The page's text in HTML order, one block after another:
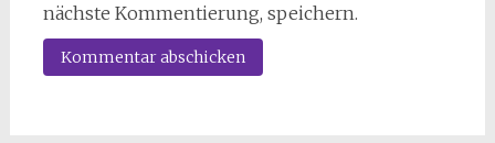
nächste Kommentierung, speichern.